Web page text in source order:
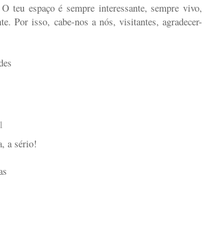
teu espaço é sempre interessante, sempre vivo,
Por isso, cabe-nos a nós, visitantes, agradecer-
a sério!